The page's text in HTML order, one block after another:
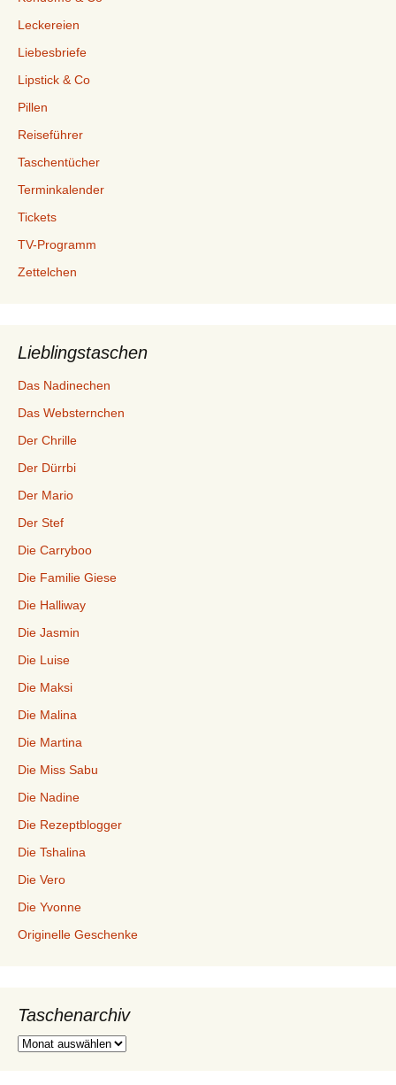
Leckereien
Liebesbriefe
Lipstick & Co
Pillen
Reiseführer
Taschentücher
Terminkalender
Tickets
TV-Programm
Zettelchen
Lieblingstaschen
Das Nadinechen
Das Websternchen
Der Chrille
Der Dürrbi
Der Mario
Der Stef
Die Carryboo
Die Familie Giese
Die Halliway
Die Jasmin
Die Luise
Die Maksi
Die Malina
Die Martina
Die Miss Sabu
Die Nadine
Die Rezeptblogger
Die Tshalina
Die Vero
Die Yvonne
Originelle Geschenke
Taschenarchiv
Taschenarchiv